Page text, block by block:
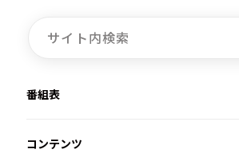
番組表
コンテンツ